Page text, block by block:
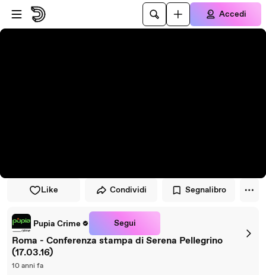
Vai al lettore
Passa al contenuto principale
Accedi
Like Condividi Segnalibro
Pupia Crime Segui
Roma - Conferenza stampa di Serena Pellegrino
(17.03.16)
10 anni fa